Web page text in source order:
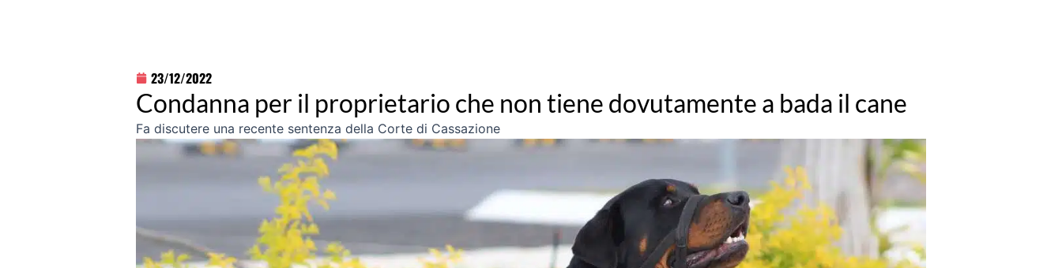
23/12/2022
Condanna per il proprietario che non tiene dovutamente a bada il cane
Fa discutere una recente sentenza della Corte di Cassazione